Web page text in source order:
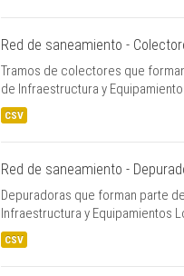
Red de saneamiento -
Tramos de colectores que
de Infraestructura y
CSV
Red de saneamiento -
Depuradoras que forman parte
Infraestructura y Equipamientos
CSV